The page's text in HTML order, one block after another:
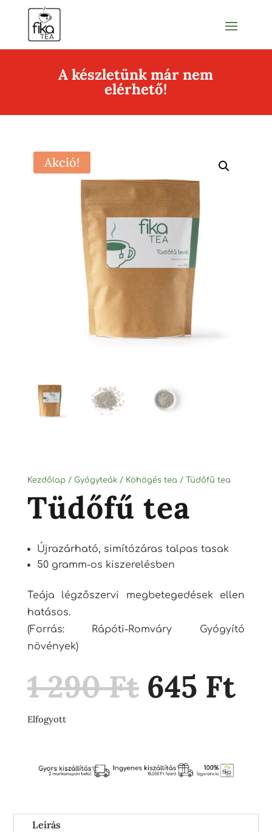
A készletünk már nem
elérhető!
Akció!
Kezdőlap/ Gyógyteák/ Köhögés tea / Tüdőfű tea
Tüdőfű tea
Újrazárható, simítózáras talpas tasak
50 gramm-os kiszerelésben
Teája légzőszervi megbetegedések ellen
hatásos.
(Forrás: Rápóti-Romváry Gyógyító
növények)
1 290Ft Original
price
645 Ft
Elfogyott
Leírás